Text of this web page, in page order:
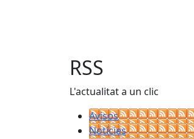
RSS
L'actualitat a un clic
Avisos
Notícies